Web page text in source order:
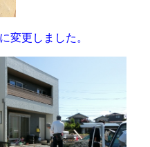
変更しました。